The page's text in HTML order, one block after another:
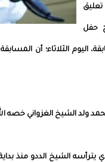
حفل
اليوم الثلاثاء؛ أن
ولد الشيخ الغزواني خصه
الشيخ الددو منذ